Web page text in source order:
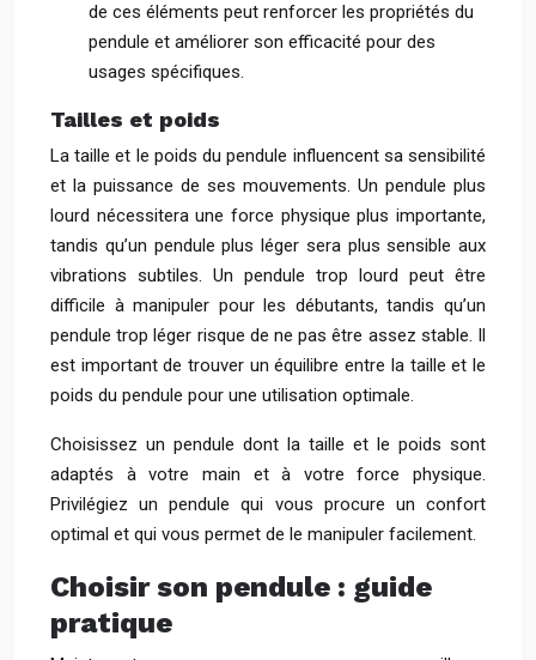
de ces éléments peut renforcer les propriétés du
pendule et améliorer son efficacité pour des
usages spécifiques.
Tailles et poids
La taille et le poids du pendule influencent sa sensibilité
et la puissance de ses mouvements. Un pendule plus
lourd nécessitera une force physique plus importante,
tandis qu’un pendule plus léger sera plus sensible aux
vibrations subtiles. Un pendule trop lourd peut être
difficile à manipuler pour les débutants, tandis qu’un
pendule trop léger risque de ne pas être assez stable. Il
est important de trouver un équilibre entre la taille et le
poids du pendule pour une utilisation optimale.
Choisissez un pendule dont la taille et le poids sont
adaptés à votre main et à votre force physique.
Privilégiez un pendule qui vous procure un confort
optimal et qui vous permet de le manipuler facilement.
Choisir son pendule : guide
pratique